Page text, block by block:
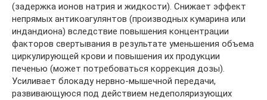
(задержка ионов натрия и жидкости). Снижает эффект
непрямых антикоагулянтов (производных кумарина или
индандиона) вследствие повышения концентрации
факторов свертывания в результате уменьшения объема
циркулирующей крови и повышения их продукции
печенью (может потребоваться коррекция дозы).
Усиливает блокаду нервно-мышечной передачи,
развивающуюся под действием недеполяризующих